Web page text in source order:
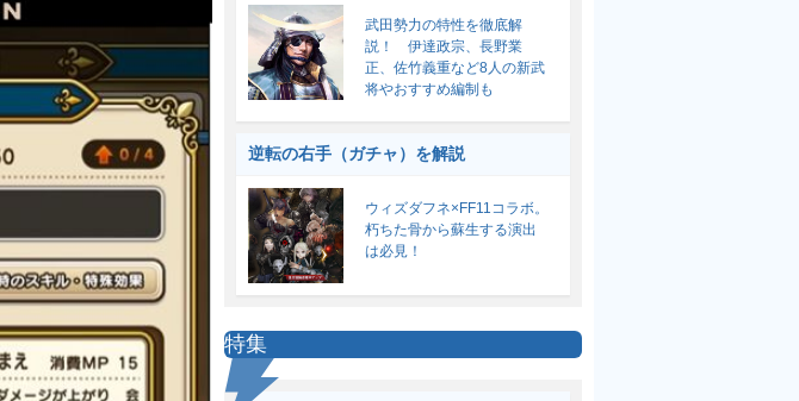
武田勢力の特性を徹底解
説！ 伊達政宗、長野業
正、佐竹義重など8人の新武
将やおすすめ編制も
逆転の右手（ガチャ）を解説
ウィズダフネ×FF11コラボ。
朽ちた骨から蘇生する演出
は必見！
特集